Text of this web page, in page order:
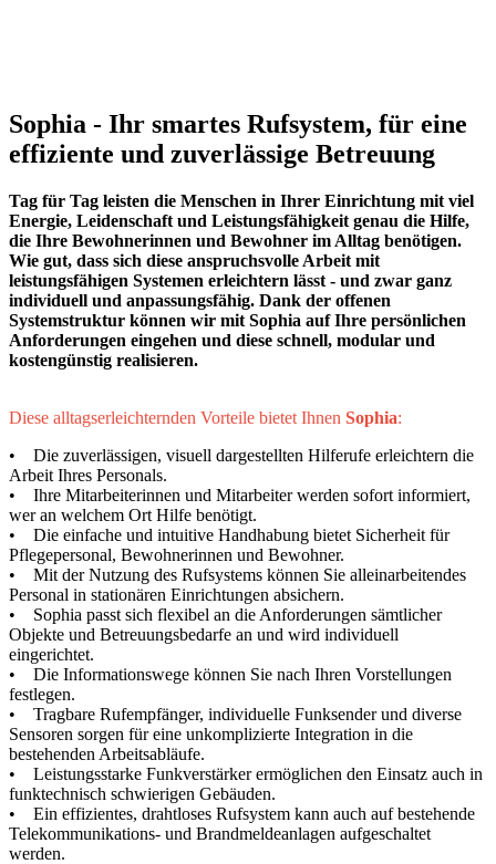
Sophia - Ihr smartes Rufsystem, für eine
effiziente und zuverlässige Betreuung
Tag für Tag leisten die Menschen in Ihrer Einrichtung mit viel
Energie, Leidenschaft und Leistungsfähigkeit genau die Hilfe,
die Ihre Bewohnerinnen und Bewohner im Alltag benötigen.
Wie gut, dass sich diese anspruchsvolle Arbeit mit
leistungsfähigen Systemen erleichtern lässt - und zwar ganz
individuell und anpassungsfähig. Dank der offenen
Systemstruktur können wir mit Sophia auf Ihre persönlichen
Anforderungen eingehen und diese schnell, modular und
kostengünstig realisieren.
Diese alltagserleichternden Vorteile bietet Ihnen Sophia:
• Die zuverlässigen, visuell dargestellten Hilferufe erleichtern die
Arbeit Ihres Personals.
• Ihre Mitarbeiterinnen und Mitarbeiter werden sofort informiert,
wer an welchem Ort Hilfe benötigt.
• Die einfache und intuitive Handhabung bietet Sicherheit für
Pflegepersonal, Bewohnerinnen und Bewohner.
• Mit der Nutzung des Rufsystems können Sie alleinarbeitendes
Personal in stationären Einrichtungen absichern.
• Sophia passt sich flexibel an die Anforderungen sämtlicher
Objekte und Betreuungsbedarfe an und wird individuell
eingerichtet.
• Die Informationswege können Sie nach Ihren Vorstellungen
festlegen.
• Tragbare Rufempfänger, individuelle Funksender und diverse
Sensoren sorgen für eine unkomplizierte Integration in die
bestehenden Arbeitsabläufe.
• Leistungsstarke Funkverstärker ermöglichen den Einsatz auch in
funktechnisch schwierigen Gebäuden.
• Ein effizientes, drahtloses Rufsystem kann auch auf bestehende
Telekommunikations- und Brandmeldeanlagen aufgeschaltet
werden.